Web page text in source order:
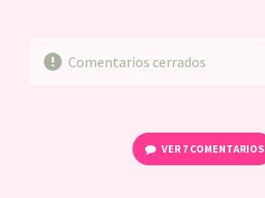
Comentarios cerrados
VER 7 COMENTARIOS